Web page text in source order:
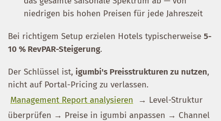
niedrigen bis hohen Preisen für jede Jahreszeit
Bei richtigem Setup erzielen Hotels typischerweise 5-
10 % RevPAR-Steigerung.
Der Schlüssel ist, igumbi's Preisstrukturen zu nutzen,
nicht auf Portal-Pricing zu verlassen.
Management Report analysieren
→ Level-Struktur
überprüfen → Preise in igumbi anpassen → Channel